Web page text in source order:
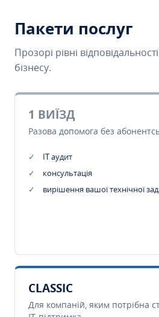
Пакети послуг
Прозорі рівні
бізнесу.
1 ВИЇЗД
Разова допомога без
IT аудит
консультація
вирішення вашої технічної
CLASSIC
Для компаній, яким потрібна